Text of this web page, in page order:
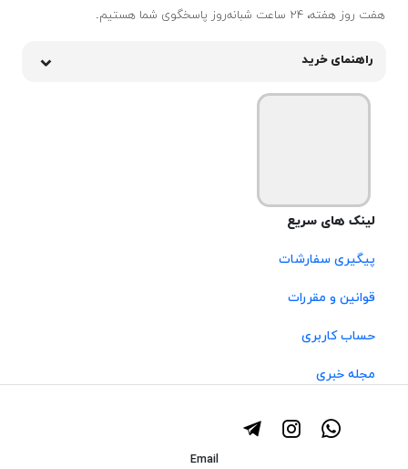
هفت روز هفته، ۲۴ ساعت شبانه‌روز پاسخگوی شما هستیم.
راهنمای خرید
لینک های سریع
پیگیری سفارشات
قوانین و مقررات
حساب کاربری
مجله خبری
Email